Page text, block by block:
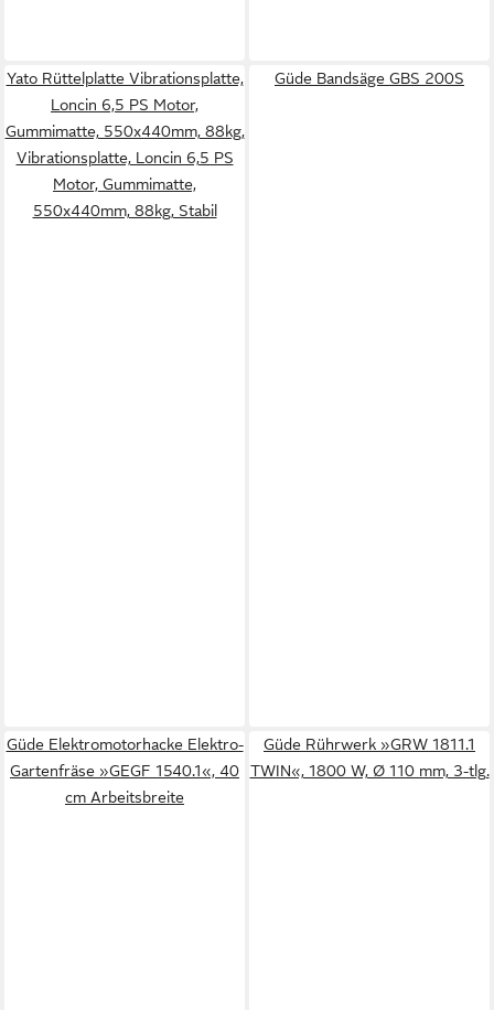
Yato Rüttelplatte Vibrationsplatte,
Loncin 6,5 PS Motor,
Gummimatte, 550x440mm, 88kg,
Vibrationsplatte, Loncin 6,5 PS
Motor, Gummimatte,
550x440mm, 88kg, Stabil
Güde Bandsäge GBS 200S
Güde Elektromotorhacke Elektro-
Gartenfräse »GEGF 1540.1«, 40
cm Arbeitsbreite
Güde Rührwerk »GRW 1811.1
TWIN«, 1800 W, Ø 110 mm, 3-tlg.